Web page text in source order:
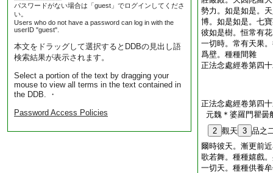
パスワードがない場合は「guest」でログインしてくださ
い。
Users who do not have a password can log in with the
userID "guest".
本文をドラッグして選択するとDDBの見出し語
検索結果が表示されます。
Select a portion of the text by dragging your
mouse to view all terms in the text contained in
the DDB. ・
Password Access Policies
勢力。如是如是。
博。如是如是。七
彼如是樹。恒常有
一切時。常有天果
爲壁。種種間雜
正法念處經卷第四
正法念處經卷第四
元魏＊婆羅門瞿曇
2 觀天 3 品之
爾時彼天。漸更前
歌若舞。種種嬉戲
一切天。種種供養